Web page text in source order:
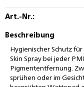
Art.-Nr.:
Beschreibung
Hygienischer Schutz für
Skin Spray bei jeder
Pigmententfernung.
sprühen oder im